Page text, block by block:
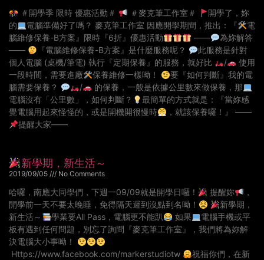
＃開學季 限時 優惠活動＃ ＃麥克筆工作室＃
開學了，妳
的
電腦準備好了嗎？ 麥克筆工作室 因應開學期間，推出：『
電
腦維修保養-B方案』限時『6折』優惠活動
——
為妳解答
——
『電腦維修保養-B方案』是什麼服務呢？
此服務是針對
個人電腦 (桌機/筆電) 執行『定期保養』的服務，就好比
/
使用
一段時間，需要進廠
保養維修一樣呦！
要『如何判斷』我的電
腦需要保養？
/
的保養，一般是依據公里數來做保養，那
電腦沒有「公里數」，如何判斷？
最簡單的方式就是：『當妳感
覺電腦用起來怪怪的，或是開機開很慢時
，就該保養囉！』 ——
提醒大家——
新學期，新生活～
2019/09/05 No Comments
哈囉，南應大同學們，下週一09/09就是開學日囉！ 提醒妳
，
開學前一天不要太晚睡，免得隔天遲到沒點到名呦！
新學期，
新生活～
學業要All Pass，電腦更不能趴 如果
電腦手機或平
板有遇到任何問題，別忘了詢問『麥克筆工作室』，我們將為妳解
決電腦大小事呦！
Https://www.facebook.com/markerstudiotw
祝福你們，在新